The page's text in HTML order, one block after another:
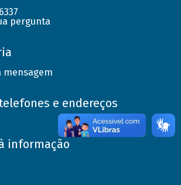
pergunta
mensagem
e endereços
informação